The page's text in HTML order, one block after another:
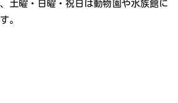
土曜・日曜・祝日は動物園や水族館に
。